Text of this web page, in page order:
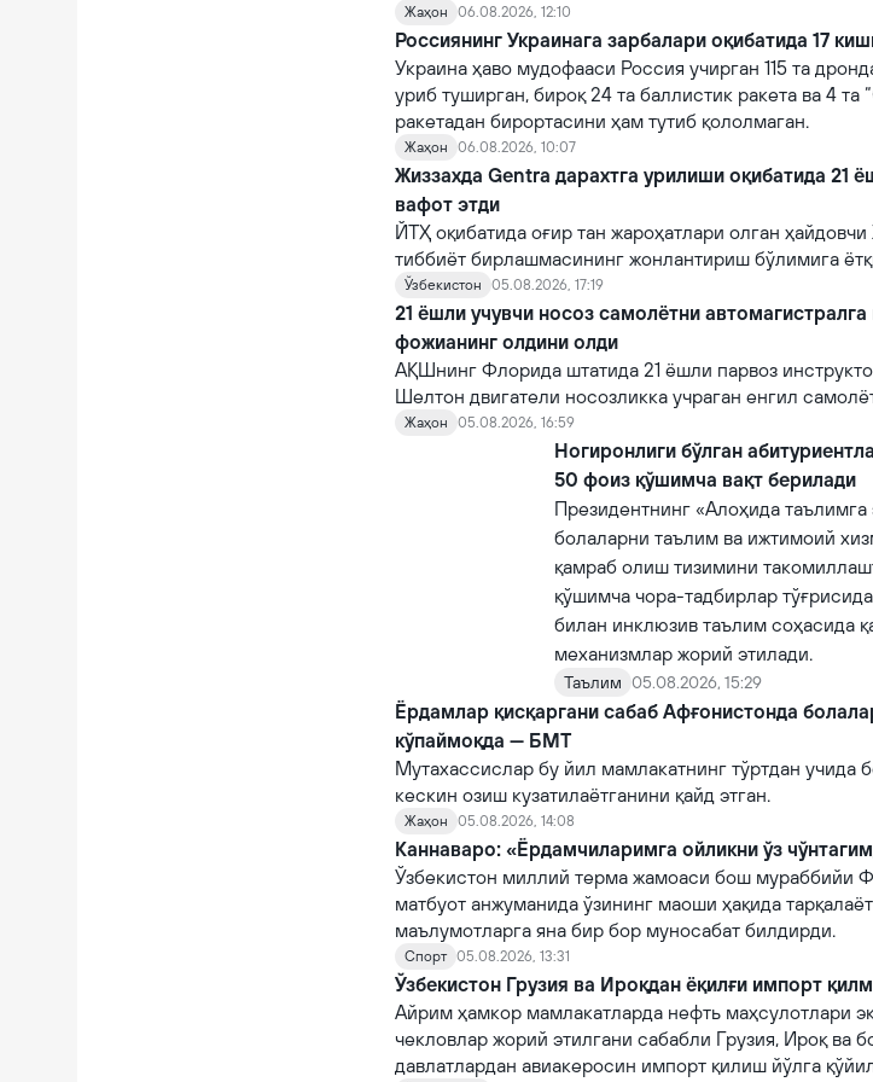
қийналишади.
Жаҳон 06.08.2026, 12:10
Россиянинг Украинага зарбалари оқибатида 17
Украина ҳаво мудофааси Россия учирган 115 та
уриб туширган, бироқ 24 та баллистик ракета ва 4 та
ракетадан бирортасини ҳам тутиб қололмаган.
Жаҳон 06.08.2026, 10:07
Жиззахда Gentra дарахтга урилиши оқибатида 21
вафот этди
ЙТҲ оқибатида оғир тан жароҳатлари олган
тиббиёт бирлашмасининг жонлантириш бўлимига
шифокорлар томонидан кўрсатилган тиббий
қарамасдан, у вафот этган.
Ўзбекистон 05.08.2026, 17:19
21 ёшли учувчи носоз самолётни автомагистралга
фожианинг олдини олди
АҚШнинг Флорида штатида 21 ёшли парвоз
Шелтон двигатели носозликка учраган енгил
10 автомагистралига муваффақиятли қўндириб,
фожианинг олдини олди.
Жаҳон 05.08.2026, 16:59
Ногиронлиги бўлган
50 фоиз қўшимча вақт берилади
Президентнинг «Алоҳида таълимга
болаларни таълим ва ижтимоий
қамраб олиш тизимини
қўшимча чора-тадбирлар
билан инклюзив таълим соҳасида
механизмлар жорий этилади.
Таълим 05.08.2026, 15:29
Ёрдамлар қисқаргани сабаб Афғонистонда
кўпаймоқда — БМТ
Мутахассислар бу йил мамлакатнинг тўртдан учида
кескин озиш кузатилаётганини қайд этган.
Жаҳон 05.08.2026, 14:08
Каннаваро: «Ёрдамчиларимга ойликни ўз
Ўзбекистон миллий терма жамоаси бош мураббийи
матбуот анжуманида ўзининг маоши ҳақида
маълумотларга яна бир бор муносабат билдирди.
Спорт 05.08.2026, 13:31
Ўзбекистон Грузия ва Ироқдан ёқилғи импорт
Айрим ҳамкор мамлакатларда нефть маҳсулотлари
чекловлар жорий этилгани сабабли Грузия, Ироқ ва
давлатлардан авиакеросин импорт қилиш йўлга